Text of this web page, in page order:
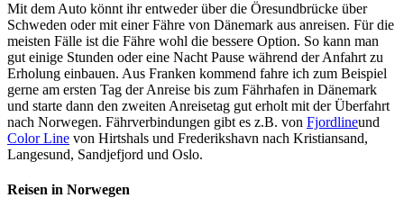
Mit dem Auto könnt ihr entweder über die Öresundbrücke über
Schweden oder mit einer Fähre von Dänemark aus anreisen. Für die
meisten Fälle ist die Fähre wohl die bessere Option. So kann man
gut einige Stunden oder eine Nacht Pause während der Anfahrt zu
Erholung einbauen. Aus Franken kommend fahre ich zum Beispiel
gerne am ersten Tag der Anreise bis zum Fährhafen in Dänemark
und starte dann den zweiten Anreisetag gut erholt mit der Überfahrt
nach Norwegen. Fährverbindungen gibt es z.B. von Fjordlineund
Color Line von Hirtshals und Frederikshavn nach Kristiansand,
Langesund, Sandjefjord und Oslo.
Reisen in Norwegen